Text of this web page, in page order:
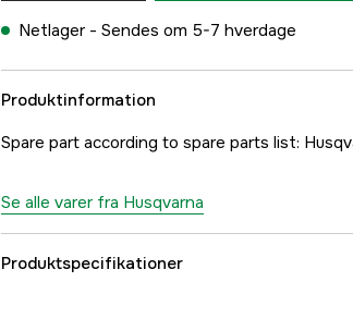
Netlager - Sendes om 5-7 hverdage
Produktinformation
Spare part according to spare parts list:
Se alle varer fra Husqvarna
Produktspecifikationer